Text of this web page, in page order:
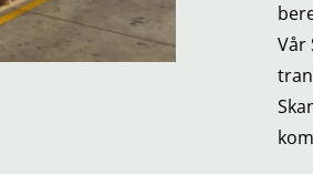
Vår